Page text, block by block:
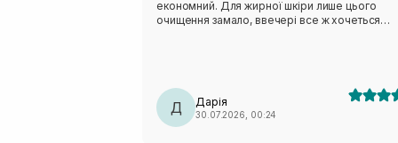
економний. Для жирної шкіри лише цього
очищення замало, ввечері все ж хочеться
Д Дарія
30.07.2026, 00:24